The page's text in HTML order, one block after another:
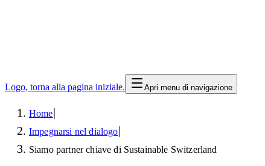
Logo, torna alla pagina iniziale. Apri menu di navigazione
Home|
Impegnarsi nel dialogo|
Siamo partner chiave di Sustainable Switzerland